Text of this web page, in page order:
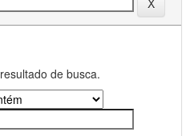
de busca.